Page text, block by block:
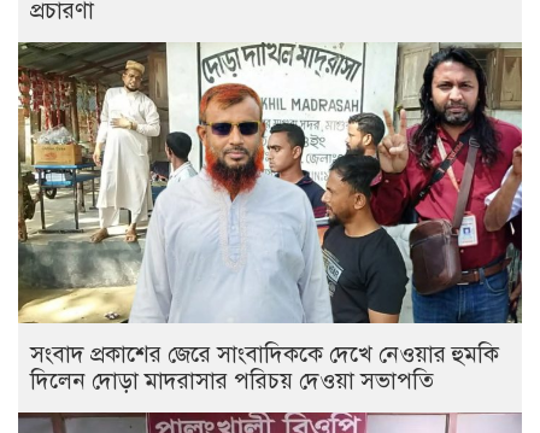
প্রচারণা
সংবাদ প্রকাশের জেরে সাংবাদিককে দেখে নেওয়ার হুমকি
দিলেন দোড়া মাদরাসার পরিচয় দেওয়া সভাপতি